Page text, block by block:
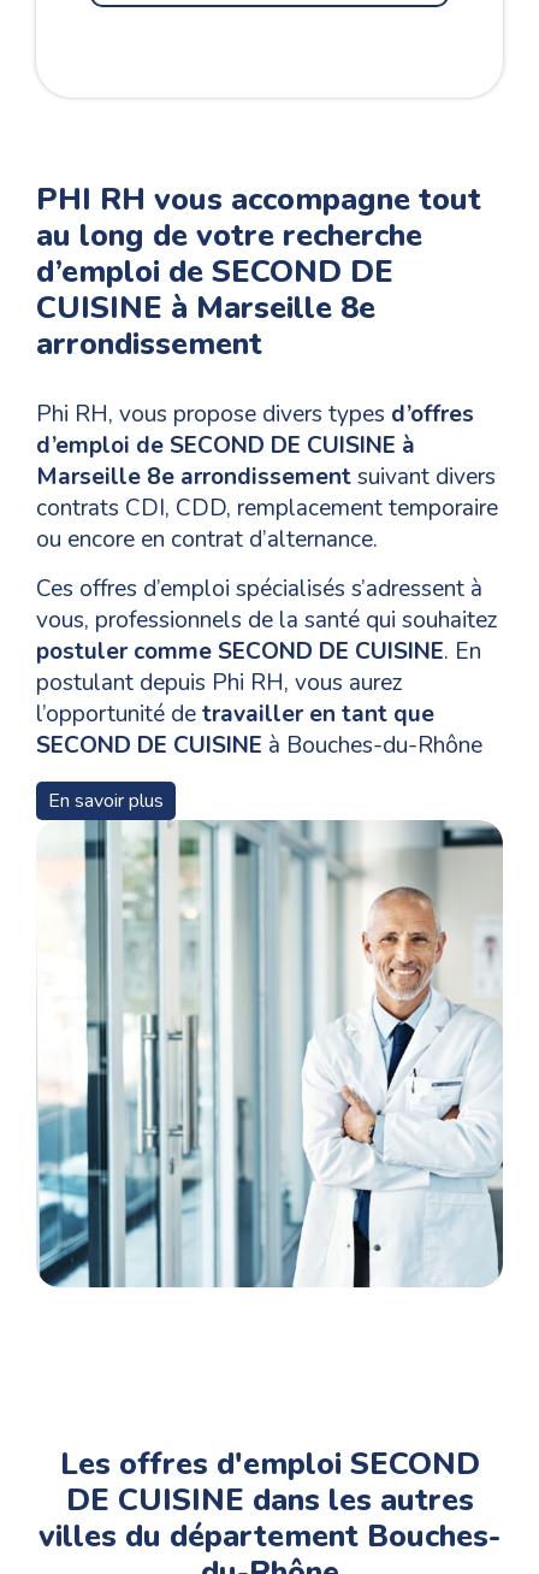
PHI RH vous accompagne tout
au long de votre recherche
d’emploi de SECOND DE
CUISINE à Marseille 8e
arrondissement
Phi RH, vous propose divers types d’offres
d’emploi de SECOND DE CUISINE à
Marseille 8e arrondissementsuivant divers
contrats CDI, CDD, remplacement temporaire
ou encore en contrat d’alternance.
Ces offres d’emploi spécialisés s’adressent à
vous, professionnels de la santé qui souhaitez
postuler comme SECOND DE CUISINE. En
postulant depuis Phi RH, vous aurez
l’opportunité detravailler en tant que
SECOND DE CUISINE à Bouches-du-Rhône
et de vous épanouir dans votre domaine de
compétences.
Pour un recrutement en tant que SECOND
DE CUISINE
à Marseille 8e arrondissement,
les niveaux de formation, les qualifications et
les compétences nécessaires pour les
candidats varient en fonction des postes et
Phi RH vous accompagne tout au long de
votre parcours de votre candidature à
l’annonce jusqu’à votre prise de poste..
En savoir plus
Les offres d'emploi SECOND
DE CUISINE dans les autres
villes du département Bouches-